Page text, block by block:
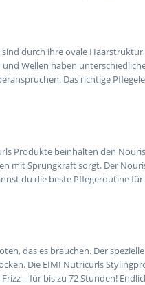
durch ihre ovale
Wellen haben
Das richtige
Produkte beinhalten den
mit Sprungkraft sorgt. Der
du die beste Pflegeroutine
das es brauchen. Der
Die EIMI Nutricurls
– für bis zu 72 Stunden!